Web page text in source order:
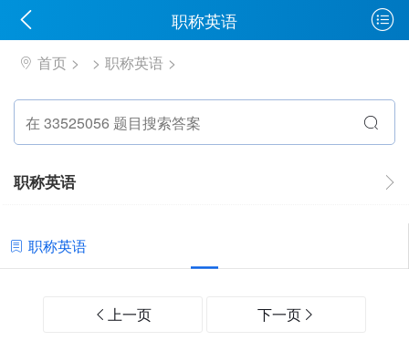
职称英语
首页 职称英语
职称英语
职称英语
上一页 下一页